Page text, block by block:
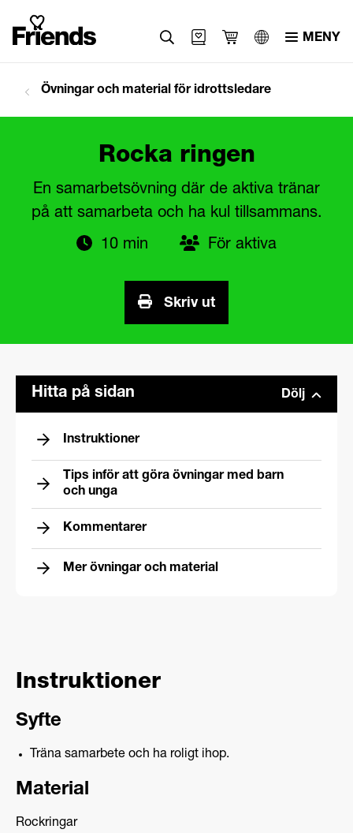
MENY
Övningar och material för idrottsledare
Rocka ringen
En samarbetsövning där de aktiva tränar
på att samarbeta och ha kul tillsammans.
10 min
För aktiva
Skriv ut
Hitta på sidan Dölj
Instruktioner
Tips inför att göra övningar med barn
och unga
Kommentarer
Mer övningar och material
Instruktioner
Syfte
Träna samarbete och ha roligt ihop.
Material
Rockringar